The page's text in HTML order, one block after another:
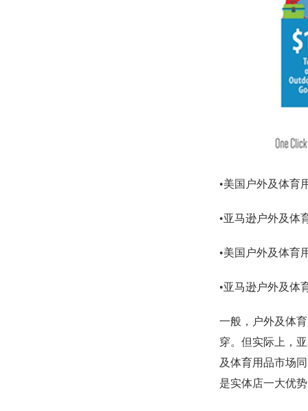
•美国户外及体育
•亚马逊户外及体
•美国户外及体育
•亚马逊户外及体
一般，户外及体
穿。但实际上，
及体育用品市场
是实体店一大优